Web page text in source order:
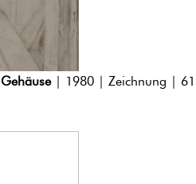
Gehäuse| 1980 | Zeichnung | 61